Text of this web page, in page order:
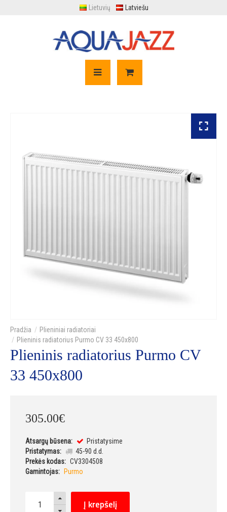
Lietuvių Latviešu
Plieniniai radiatoriai
Plieninis radiatorius Purmo CV 33 450x800
Plieninis radiatorius Purmo CV
33 450x800
305.00€
Atsargų būsena:
Pristatysime
Pristatymas:
45-90 d.d.
Prekės kodas: CV3304508
Gamintojas:
Purmo
Į krepšelį